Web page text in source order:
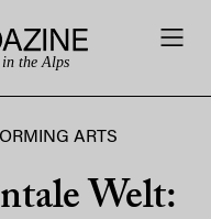
the Alps
ARTS
Welt: